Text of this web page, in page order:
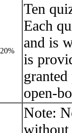
20%
Ten
Each
and is
is
open-
Note:
without